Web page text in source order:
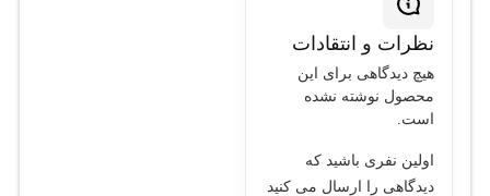
نظرات و انتقادات
هیچ دیدگاهی برای این
محصول نوشته نشده
است.
اولین نفری باشید که
دیدگاهی را ارسال می کنید